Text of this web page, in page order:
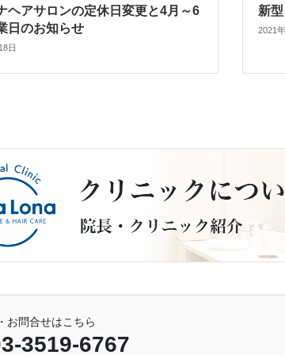
ヘアサロンの定休日変更と4月～6
日のお知らせ
日
新
2021
お問合せはこちら
3519-6767